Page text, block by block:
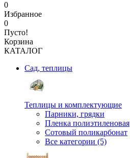
0
Избранное
0
Пусто!
Корзина
КАТАЛОГ
Сад, теплицы
Теплицы и комплектующие
Парники, грядки
Пленка полиэтиленовая
Сотовый поликарбонат
Все категории (5)